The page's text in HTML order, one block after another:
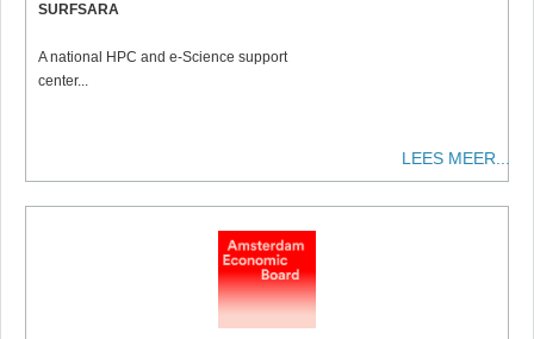
SURFSARA
A national HPC and e-Science support
center...
LEES MEER...